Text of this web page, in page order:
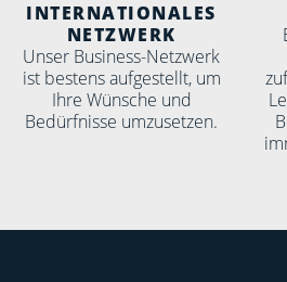
INTER­NATIO­NALES
NETZWERK
Unser Business-Netzwerk
ist bestens aufgestellt, um
Ihre Wünsche und
Bedürfnisse umzusetzen.
AIR ALLIANCE -